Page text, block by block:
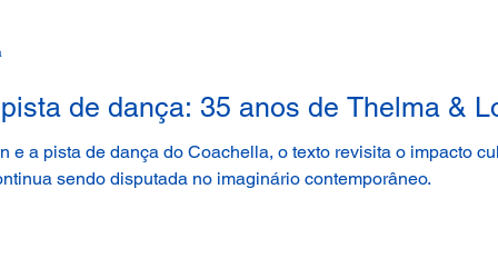
de dança: 35 anos de Thelma &
e a pista de dança do Coachella, o texto revisita o impacto
sendo disputada no imaginário contemporâneo.